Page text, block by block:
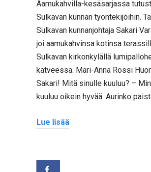
Aamukahvilla-kesäsarjassa
Sulkavan kunnan työntekijöihin.
Sulkavan kunnanjohtaja Sakari
joi aamukahvinsa kotinsa
Sulkavan kirkonkylällä
katveessa. Mari-Anna Rossi
Sakari! Mitä sinulle kuuluu? –
kuuluu oikein hyvää. Aurinko
Lue lisää